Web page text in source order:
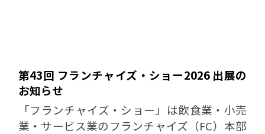
第43回 フランチャイズ・ショー2026 出展の
お知らせ
「フランチャイズ・ショー」は飲食業・小売
業・サービス業のフランチャイズ（FC）本部